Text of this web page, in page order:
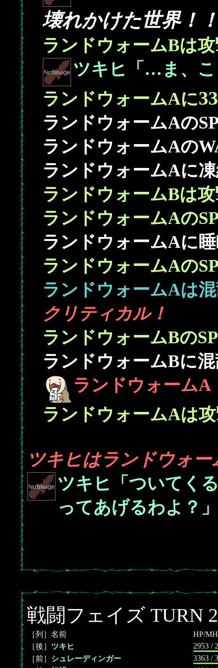
壊れかけた世界！
ランドウォームBは
ツキヒ「…ま、
ランドウォームAに
ランドウォームAの
ランドウォームAの
ランドウォームAに
ランドウォームBは
ランドウォームAの
ランドウォームAに
ランドウォームAの
ランドウォームAは
クリティカル！
ランドウォームBの
ランドウォームBに
ランドウォームA
ランドウォームAは
ツキヒはランドウォ
ツキヒ「ついてく
ってあげるわよ？」
戦闘フェイズ TURN 2
［列］名前
HP/
［後］ ツキヒ
2953 /
［前］ シュレーディンガー
3363 /